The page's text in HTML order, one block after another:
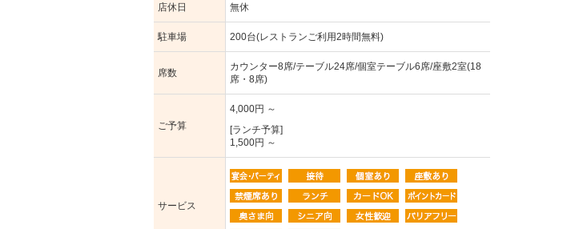
店休日 無休
駐車場 200台(レストランご利用2時間無料)
席数
カウンター8席/テーブル24席/個室テーブル6席/座敷2室(18
席・8席)
ご予算
4,000円 ～
[ランチ予算]
1,500円 ～
サービス